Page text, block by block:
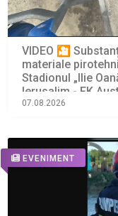
VIDEO 🎦
materiale
Stadionul „Ilie
Ierusalim - FK
07.08.2026
EVENIMENT